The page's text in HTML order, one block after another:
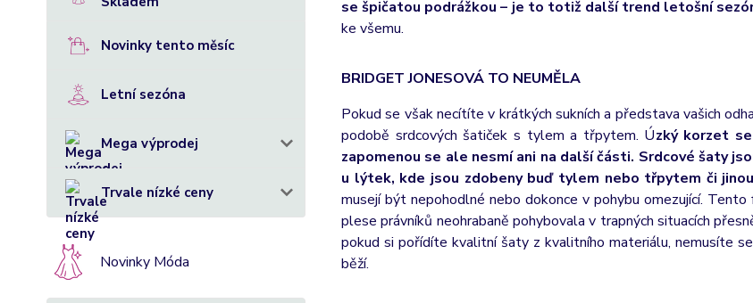
Novinky tento měsíc
Letní sezóna
Mega výprodej
Trvale nízké ceny
Novinky Móda
se špičatou podrážkou – je to totiž další trend letošní
ke všemu.
BRIDGET JONESOVÁ TO NEUMĚLA
Pokud se však necítíte v krátkých sukních a představa vašich
podobě srdcových šatiček s tylem a třpytem. Úzký korzet
zapomenou se ale nesmí ani na další části. Srdcové šaty
u lýtek, kde jsou zdobeny buď tylem nebo třpytem či
musejí být nepohodlné nebo dokonce v pohybu omezující.
plese právníků neohrabaně pohybovala v trapných situacích
pokud si pořídíte kvalitní šaty z kvalitního materiálu, nemusíte
běží.